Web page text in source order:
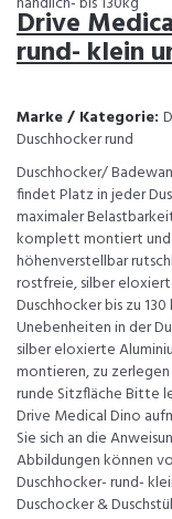
Drive
rund- klein
Marke / Kategorie:
Duschhocker rund
Duschhocker/
findet Platz in jeder
maximaler
komplett montiert
höhenverstellbar
rostfreie, silber
Duschhocker bis zu
Unebenheiten in der
silber eloxierte
montieren, zu
runde Sitzfläche Bitte
Drive Medical Dino
Sie sich an die
Abbildungen können
Duschhocker- rund-
Duschocker &